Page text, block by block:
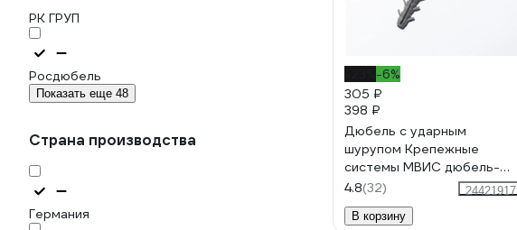
РК ГРУП
Росдюбель
Показать еще 48
Страна производства
Германия
-6%
305 ₽
398 ₽
Дюбель с ударным
шурупом Крепежные
системы МВИС дюбель-
гвоздь с усами, 6x60 мм,
полипропилен, буртик, 100
шт. ДБМ0660Б
4.8(32)
24421917
В корзину